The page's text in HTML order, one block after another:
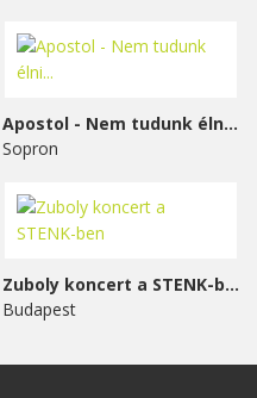
Apostol - Nem tudunk élni...
Sopron
Zuboly koncert a STENK-ben
Budapest